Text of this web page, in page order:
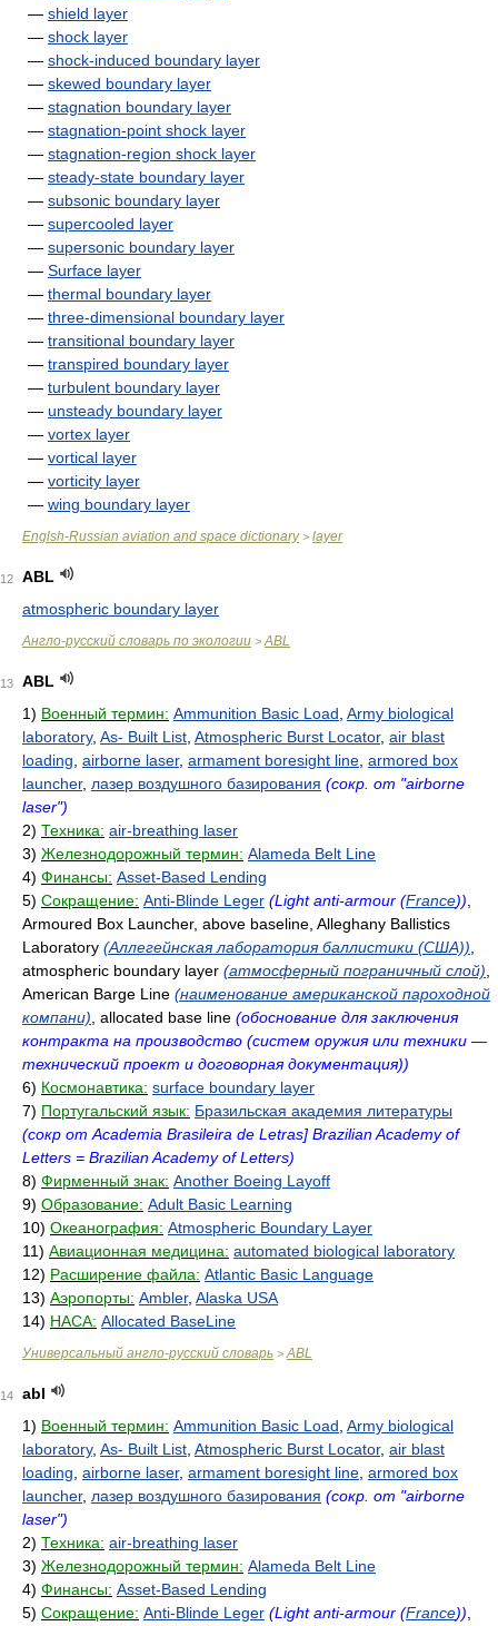
— shield layer
— shock layer
— shock-induced boundary layer
— skewed boundary layer
— stagnation boundary layer
— stagnation-point shock layer
— stagnation-region shock layer
— steady-state boundary layer
— subsonic boundary layer
— supercooled layer
— supersonic boundary layer
— Surface layer
— thermal boundary layer
— three-dimensional boundary layer
— transitional boundary layer
— transpired boundary layer
— turbulent boundary layer
— unsteady boundary layer
— vortex layer
— vortical layer
— vorticity layer
— wing boundary layer
Englsh-Russian aviation and space dictionary> layer
12
ABL
atmospheric boundary layer
Англо-русский словарь по экологии > ABL
13
ABL
1) Военный термин: Ammunition Basic Load Army biological
laboratory, As- Built List Atmospheric Burst Locator, air blast
loading airborne laser, armament boresight line armored box
launcher, лазер воздушного базирования (сокр. от "airborne
laser")
2) Техника: air-breathing laser
3) Железнодорожный термин: Alameda Belt Line
4) Финансы: Asset-Based Lending
5) Сокращение: Anti-Blinde Leger (Light anti-armour (France))
Armoured Box Launcher, above baseline, Alleghany Ballistics
Laboratory (Аллегейнская лаборатория баллистики (США))
atmospheric boundary layer (атмосферный пограничный слой)
American Barge Line (наименование американской пароходной
компани) , allocated base line (обоснование для заключения
контракта на производство (систем оружия или техники —
технический проект и договорная документация))
6) Космонавтика: surface boundary layer
7) Португальский язык: Бразильская академия литературы
(сокр от Academia Brasileira de Letras] Brazilian Academy of
Letters = Brazilian Academy of Letters)
8) Фирменный знак: Another Boeing Layoff
9) Образование: Adult Basic Learning
10) Океанография: Atmospheric Boundary Layer
11) Авиационная медицина: automated biological laboratory
12) Расширение файла: Atlantic Basic Language
13) Аэропорты: Ambler, Alaska USA
14) НАСА: Allocated BaseLine
Универсальный англо-русский словарь > ABL
14
abl
1) Военный термин: Ammunition Basic Load Army biological
laboratory, As- Built List Atmospheric Burst Locator, air blast
loading airborne laser, armament boresight line armored box
launcher, лазер воздушного базирования (сокр. от "airborne
laser")
2) Техника: air-breathing laser
3) Железнодорожный термин: Alameda Belt Line
4) Финансы: Asset-Based Lending
5) Сокращение: Anti-Blinde Leger (Light anti-armour (France))